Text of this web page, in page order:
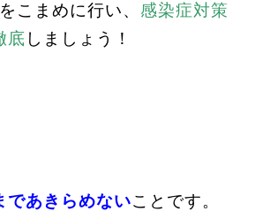
こまめに行い、 感染症対策
底 しましょう！
であきらめないことです。